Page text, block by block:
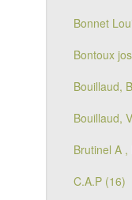
Bonnet
Bontoux
Bouillaud,
Bouillaud,
Brutinel A
C.A.P (16)